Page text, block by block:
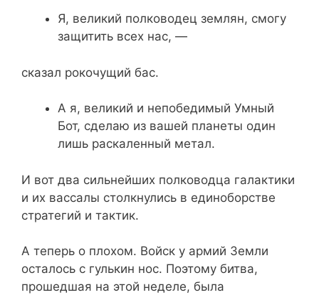
Я, великий полководец землян, смогу
защитить всех нас, —
сказал рокочущий бас.
А я, великий и непобедимый Умный
Бот, сделаю из вашей планеты один
лишь раскаленный метал.
И вот два сильнейших полководца галактики
и их вассалы столкнулись в единоборстве
стратегий и тактик.
А теперь о плохом. Войск у армий Земли
осталось с гулькин нос. Поэтому битва,
прошедшая на этой неделе, была